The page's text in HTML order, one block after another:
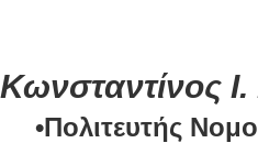
Κωνσταντίνος
•Πολιτευτής